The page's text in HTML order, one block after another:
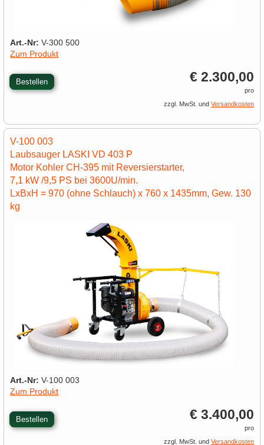
Art.-Nr: V-300 500
Zum Produkt
€ 2.300,00
pro
zzgl. MwSt. und Versandkosten
Bestellen
V-100 003
Laubsauger LASKI VD 403 P
Motor Kohler CH-395 mit Reversierstarter,
7,1 kW /9,5 PS bei 3600U/min.
LxBxH = 970 (ohne Schlauch) x 760 x 1435mm, Gew. 130
kg
Art.-Nr: V-100 003
Zum Produkt
€ 3.400,00
pro
zzgl. MwSt. und Versandkosten
Bestellen